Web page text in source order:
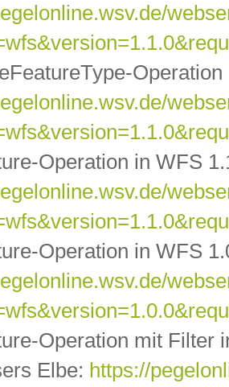
Operation in WFS
Operation in WFS
Operation mit Filter
Elbe: https://